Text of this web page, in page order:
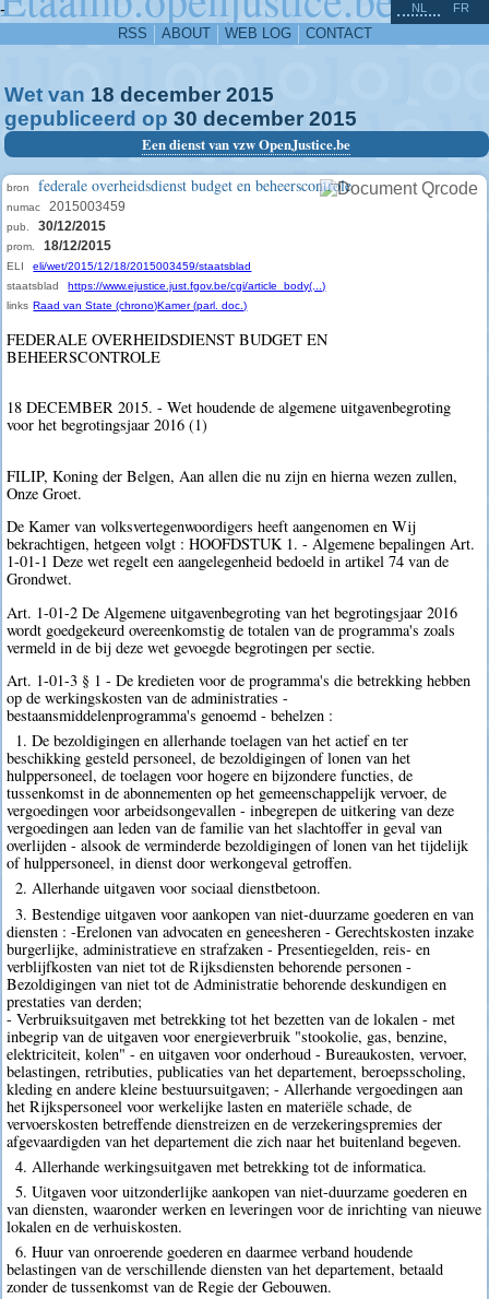
-
RSS ABOUT WEB LOG CONTACT
NL FR
Wet van 18 december 2015
gepubliceerd op 30 december 2015
Een dienst van vzw OpenJustice.be
bron federale overheidsdienst budget en beheerscontrole
numac 2015003459
pub. 30/12/2015
prom. 18/12/2015
ELI
eli/wet/2015/12/18/2015003459/staatsblad
staatsblad
https://www.ejustice.just.fgov.be/cgi/article_body(...)
links Raad van State (chrono)Kamer (parl. doc.)
FEDERALE OVERHEIDSDIENST BUDGET EN
BEHEERSCONTROLE
18 DECEMBER 2015. - Wet houdende de algemene uitgavenbegroting
voor het begrotingsjaar 2016 (1)
FILIP, Koning der Belgen, Aan allen die nu zijn en hierna wezen zullen,
Onze Groet.
De Kamer van volksvertegenwoordigers heeft aangenomen en Wij
bekrachtigen, hetgeen volgt : HOOFDSTUK 1. - Algemene bepalingen Art.
1-01-1 Deze wet regelt een aangelegenheid bedoeld in artikel 74 van de
Grondwet.
Art. 1-01-2 De Algemene uitgavenbegroting van het begrotingsjaar 2016
wordt goedgekeurd overeenkomstig de totalen van de programma's zoals
vermeld in de bij deze wet gevoegde begrotingen per sectie.
Art. 1-01-3 § 1 - De kredieten voor de programma's die betrekking hebben
op de werkingskosten van de administraties -
bestaansmiddelenprogramma's genoemd - behelzen :
1. De bezoldigingen en allerhande toelagen van het actief en ter
beschikking gesteld personeel, de bezoldigingen of lonen van het
hulppersoneel, de toelagen voor hogere en bijzondere functies, de
tussenkomst in de abonnementen op het gemeenschappelijk vervoer, de
vergoedingen voor arbeidsongevallen - inbegrepen de uitkering van deze
vergoedingen aan leden van de familie van het slachtoffer in geval van
overlijden - alsook de verminderde bezoldigingen of lonen van het tijdelijk
of hulppersoneel, in dienst door werkongeval getroffen.
2. Allerhande uitgaven voor sociaal dienstbetoon.
3. Bestendige uitgaven voor aankopen van niet-duurzame goederen en van
diensten : -Erelonen van advocaten en geneesheren - Gerechtskosten inzake
burgerlijke, administratieve en strafzaken - Presentiegelden, reis- en
verblijfkosten van niet tot de Rijksdiensten behorende personen -
Bezoldigingen van niet tot de Administratie behorende deskundigen en
prestaties van derden;
- Verbruiksuitgaven met betrekking tot het bezetten van de lokalen - met
inbegrip van de uitgaven voor energieverbruik "stookolie, gas, benzine,
elektriciteit, kolen" - en uitgaven voor onderhoud - Bureaukosten, vervoer,
belastingen, retributies, publicaties van het departement, beroepsscholing,
kleding en andere kleine bestuursuitgaven; - Allerhande vergoedingen aan
het Rijkspersoneel voor werkelijke lasten en materiële schade, de
vervoerskosten betreffende dienstreizen en de verzekeringspremies der
afgevaardigden van het departement die zich naar het buitenland begeven.
4. Allerhande werkingsuitgaven met betrekking tot de informatica.
5. Uitgaven voor uitzonderlijke aankopen van niet-duurzame goederen en
van diensten, waaronder werken en leveringen voor de inrichting van nieuwe
lokalen en de verhuiskosten.
6. Huur van onroerende goederen en daarmee verband houdende
belastingen van de verschillende diensten van het departement, betaald
zonder de tussenkomst van de Regie der Gebouwen.
^